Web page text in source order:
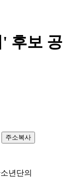
후보 공
주소복사
년단의